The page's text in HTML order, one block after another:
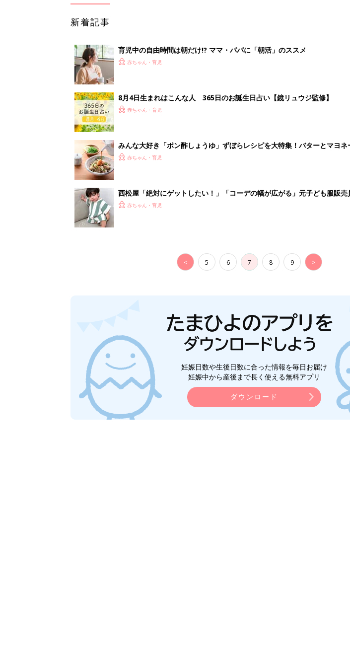
新着記事
育児中の自由時間は朝だけ!? ママ・パパに「朝活」のススメ
赤ちゃん・育児
8月4日生まれはこんな人 365日のお誕生日占い【鏡リュウジ監修】
赤ちゃん・育児
みんな大好き「ポン酢しょうゆ」ずぼらレシピを大特集！バターとマヨネ
養学的にも最高⁉
赤ちゃん・育児
西松屋「絶対にゲットしたい！」「コーデの幅が広がる」元子ども服販
ズりアイテム5選
赤ちゃん・育児
< 5 6 7 8 9 >
妊娠日数や生後日数に合った情報を毎日お届け
妊娠中から産後まで長く使える無料アプリ
ダウンロード